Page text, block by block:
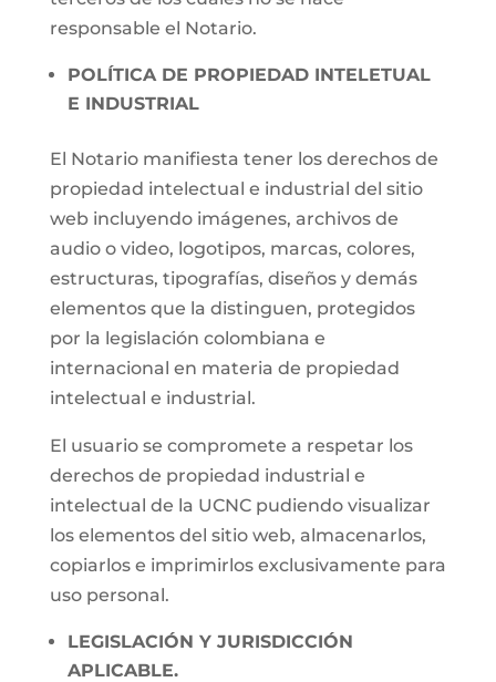
responsable el Notario.
POLÍTICA DE PROPIEDAD INTELETUAL
E INDUSTRIAL
El Notario manifiesta tener los derechos de
propiedad intelectual e industrial del sitio
web incluyendo imágenes, archivos de
audio o video, logotipos, marcas, colores,
estructuras, tipografías, diseños y demás
elementos que la distinguen, protegidos
por la legislación colombiana e
internacional en materia de propiedad
intelectual e industrial.
El usuario se compromete a respetar los
derechos de propiedad industrial e
intelectual de la UCNC pudiendo visualizar
los elementos del sitio web, almacenarlos,
copiarlos e imprimirlos exclusivamente para
uso personal.
LEGISLACIÓN Y JURISDICCIÓN
APLICABLE.